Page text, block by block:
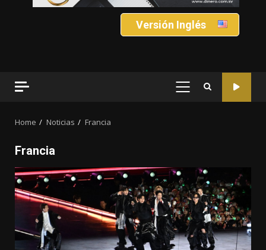
Versión Inglés
PRIMARY
Home Noticias Francia
Francia